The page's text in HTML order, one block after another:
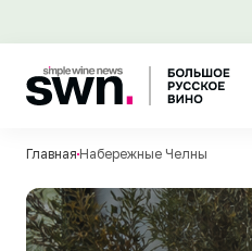
Главная Набережные Челны